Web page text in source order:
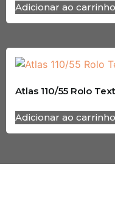
Adicionar ao carrinho
Atlas 110/55 Rolo
Adicionar ao carrinho